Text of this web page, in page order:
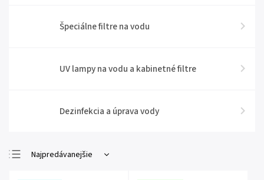
Špeciálne filtre na vodu
UV lampy na vodu a kabinetné filtre
Dezinfekcia a úprava vody
Najpredávanejšie